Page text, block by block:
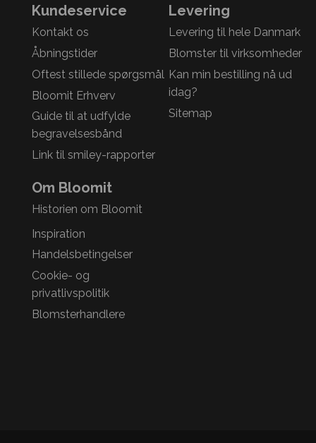
Kundeservice
Kontakt os
Åbningstider
Oftest stillede spørgsmål
Bloomit Erhverv
Guide til at udfylde
begravelsesbånd
Link til smiley-rapporter
Levering
Levering til hele Danmark
Blomster til virksomheder
Kan min bestilling nå ud
idag?
Sitemap
Om Bloomit
Historien om Bloomit
Inspiration
Handelsbetingelser
Cookie- og
privatlivspolitik
Blomsterhandlere